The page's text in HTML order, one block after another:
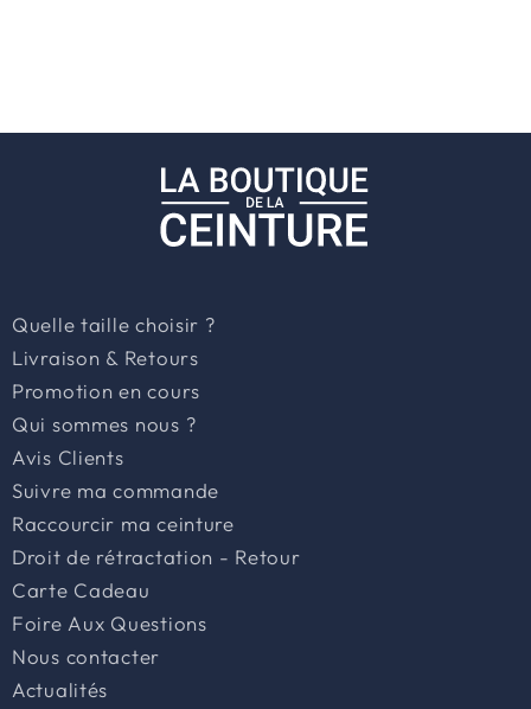
ou
simplement
de
lire
un
livre
captivant,
ces
ceintures
sont
le
Quelle taille choisir ?
Livraison & Retours
Promotion en cours
Qui sommes nous ?
Avis Clients
Suivre ma commande
Raccourcir ma ceinture
Droit de rétractation - Retour
Carte Cadeau
Foire Aux Questions
Nous contacter
Actualités